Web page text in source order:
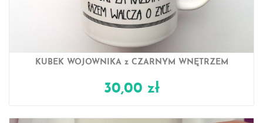
KUBEK WOJOWNIKA z CZARNYM WNĘTRZEM
30,00 zł